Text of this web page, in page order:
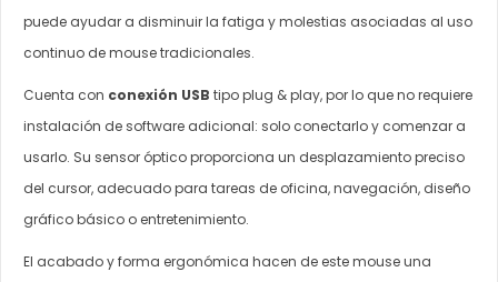
puede ayudar a disminuir la fatiga y molestias asociadas al uso
continuo de mouse tradicionales.
Cuenta con conexión USB tipo plug & play, por lo que no requiere
instalación de software adicional: solo conectarlo y comenzar a
usarlo. Su sensor óptico proporciona un desplazamiento preciso
del cursor, adecuado para tareas de oficina, navegación, diseño
gráfico básico o entretenimiento.
El acabado y forma ergonómica hacen de este mouse una